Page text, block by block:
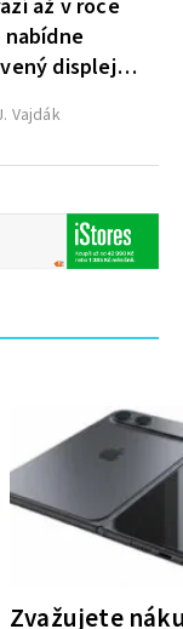
až v roce
nabídne
displej
Vajdák
Zvažujete